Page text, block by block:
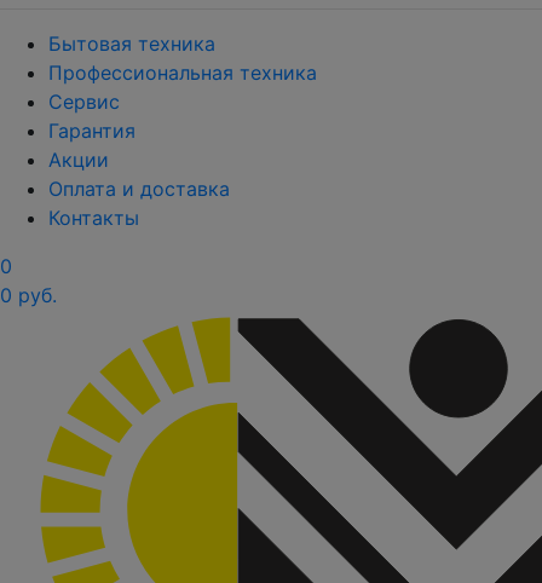
Бытовая техника
Профессиональная техника
Сервис
Гарантия
Акции
Оплата и доставка
Контакты
0
0 руб.